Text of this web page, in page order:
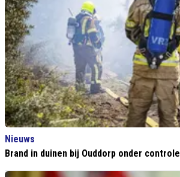
Nieuws
Brand in duinen bij Ouddorp onder controle